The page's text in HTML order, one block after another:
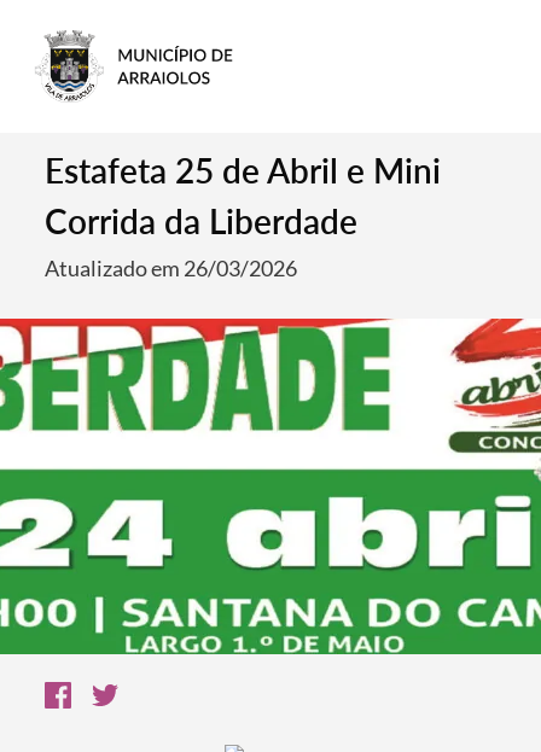
Estafeta 25 de Abril e Mini
Corrida da Liberdade
Atualizado em 26/03/2026